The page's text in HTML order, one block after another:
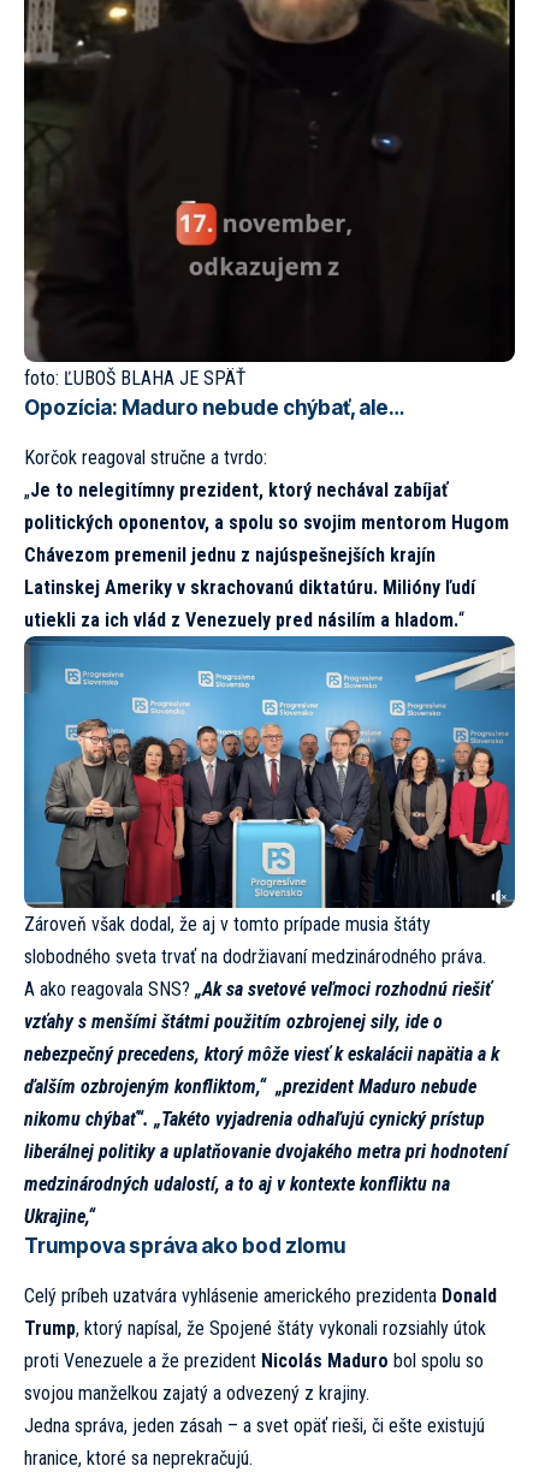
foto: ĽUBOŠ BLAHA JE SPÄŤ
Opozícia: Maduro nebude chýbať, ale…
Korčok reagoval stručne a tvrdo:
„Je to nelegitímny prezident, ktorý nechával zabíjať
politických oponentov, a spolu so svojim mentorom Hugom
Chávezom premenil jednu z najúspešnejších krajín
Latinskej Ameriky v skrachovanú diktatúru. Milióny ľudí
utiekli za ich vlád z Venezuely pred násilím a hladom.“
Zároveň však dodal, že aj v tomto prípade musia štáty
slobodného sveta trvať na dodržiavaní medzinárodného práva.
A ako reagovala SNS? „Ak sa svetové veľmoci rozhodnú riešiť
vzťahy s menšími štátmi použitím ozbrojenej sily, ide o
nebezpečný precedens, ktorý môže viesť k eskalácii napätia a k
ďalším ozbrojeným konfliktom,“ „prezident Maduro nebude
nikomu chýbať“. „Takéto vyjadrenia odhaľujú cynický prístup
liberálnej politiky a uplatňovanie dvojakého metra pri hodnotení
medzinárodných udalostí, a to aj v kontexte konfliktu na
Ukrajine,“
Trumpova správa ako bod zlomu
Celý príbeh uzatvára vyhlásenie amerického prezidenta Donald
Trump, ktorý napísal, že Spojené štáty vykonali rozsiahly útok
proti Venezuele a že prezident Nicolás Maduro bol spolu so
svojou manželkou zajatý a odvezený z krajiny.
Jedna správa, jeden zásah – a svet opäť rieši, či ešte existujú
hranice, ktoré sa neprekračujú.